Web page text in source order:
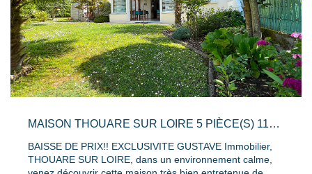
confortables sous mansarde, d'une salle d'eau et d'un
second WC. Le sous-sol complet d'environ 75 m²
constitue un véritable atout avec son garage, son atelier
et ses nombreux espaces de rangement. Édifiée dans les
années 1970 sur une magnifique parcelle arborée de 3
700 m², cette propriété profite d'un environnement
vallonné rare, où calme, nature et intimité sont les
maîtres-mots. Un lieu de vie privilégié, à quelques
Thouaré-sur-Loire. Une propriété pleine de charme
Nantes. À découvrir sans tarder. Surface : 139 m² Prix du
bien hors Honoraires : 400 000 euros Honoraires TTC: 16
MAISON THOUARE SUR LOIRE 5 PIÈCE(S) 116 M2
BAISSE DE PRIX!! EXCLUSIVITE GUSTAVE Immobilier,
THOUARE SUR LOIRE, dans un environnement calme,